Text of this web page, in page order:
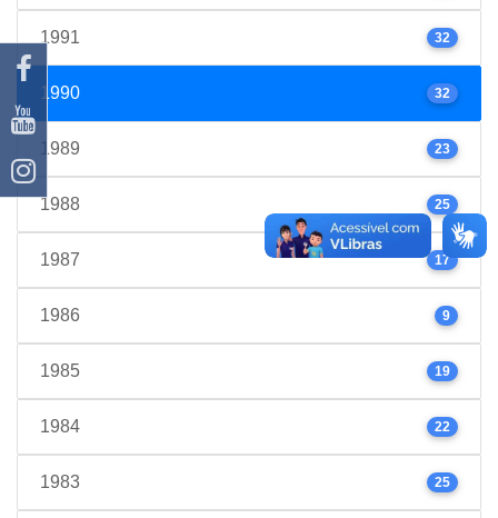
1991 32
1990 32
1989 23
1988 25
1987 17
1986 9
1985 19
1984 22
1983 25